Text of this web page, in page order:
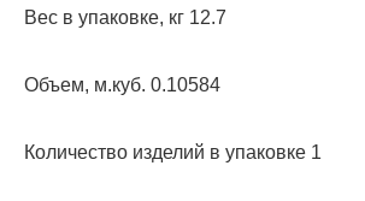
Вес в упаковке, кг 12.7
Объем, м.куб. 0.10584
Количество изделий в упаковке 1